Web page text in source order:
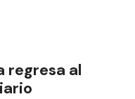
regresa al